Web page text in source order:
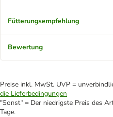
Fütterungsempfehlung
Bewertung
Preise inkl. MwSt. UVP =
die Lieferbedingungen
"Sonst" = Der niedrigste Preis des
Tage.